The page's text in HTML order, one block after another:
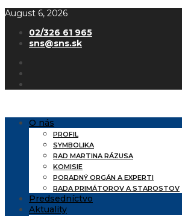
August 6, 2026
02/326 61 965
sns@sns.sk
O nás
PROFIL
SYMBOLIKA
RAD MARTINA RÁZUSA
KOMISIE
PORADNÝ ORGÁN A EXPERTI
RADA PRIMÁTOROV A STAROSTOV
Predsedníctvo
Aktuality